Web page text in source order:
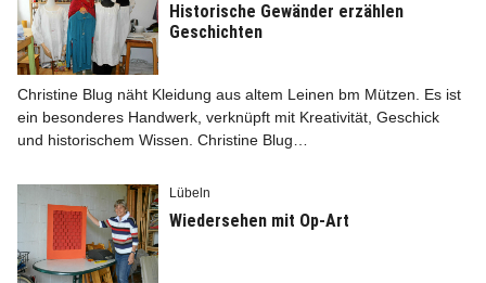
Historische Gewänder erzählen
Geschichten
Christine Blug näht Kleidung aus altem Leinen bm Mützen. Es ist
ein besonderes Handwerk, verknüpft mit Kreativität, Geschick
und historischem Wissen. Christine Blug…
Lübeln
Wiedersehen mit Op-Art